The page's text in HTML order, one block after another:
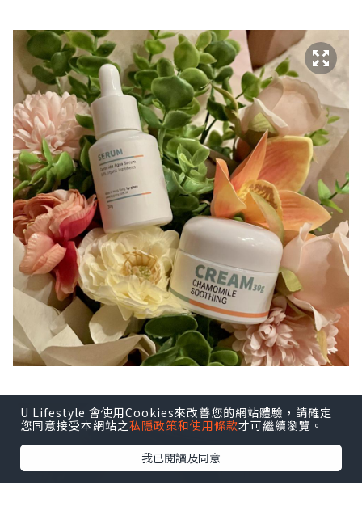
U Lifestyle 會使用Cookies來改善您的網站體驗，請確定
您同意接受本網站之私隱政策和使用條款才可繼續瀏覽。
我已閱讀及同意